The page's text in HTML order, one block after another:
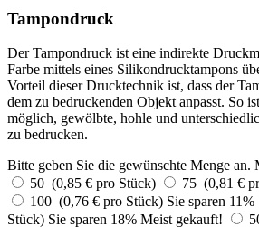
Tampondruck
Der Tampondruck ist eine indirekte
Farbe mittels eines Silikondrucktampons
Vorteil dieser Drucktechnik ist, dass der
dem zu bedruckenden Objekt anpasst. So
möglich, gewölbte, hohle und
zu bedrucken.
Bitte geben Sie die gewünschte Menge an.
50 (0,85 € pro Stück)
75 (0,81 €
100 (0,76 € pro Stück) Sie sparen 11%
Stück) Sie sparen 18% Meist gekauft!